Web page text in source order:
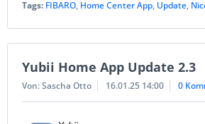
Tags: FIBARO, Home Center App, Update,
Yubii Home App Update 2.3
Von: Sascha Otto 16.01.25 14:00 0